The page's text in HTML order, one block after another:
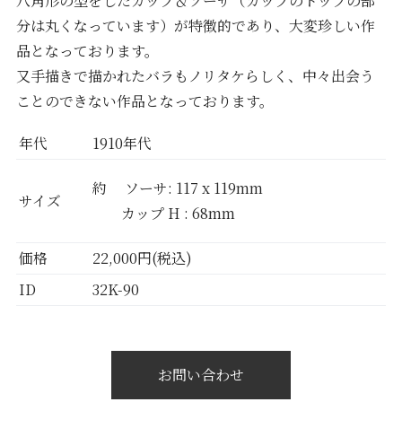
分は丸くなっています）が特徴的であり、大変珍しい作
品となっております。
又手描きで描かれたバラもノリタケらしく、中々出会う
ことのできない作品となっております。
年代 1910年代
サイズ
約 ソーサ: 117 x 119mm
カップ H : 68mm
価格
22,000円(税込)
ID
32K-90
お問い合わせ